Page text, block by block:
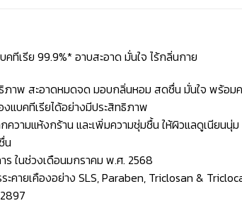
ทีเรีย 99.9%* อาบสะอาด มั่นใจ ไร้กลิ่นกาย
ภาพ สะอาดหมดจด มอบกลิ่นหอม สดชื่น มั่นใจ พร้อ
บคทีเรียได้อย่างมีประสิทธิภาพ
วามแห้งกร้าน และเพิ่มความชุ่มชื้น ให้ผิวแลดูเนียนนุ่
น
ในช่วงเดือนมกราคม พ.ศ. 2568
ะคายเคืองอย่าง SLS, Paraben, Triclosan &